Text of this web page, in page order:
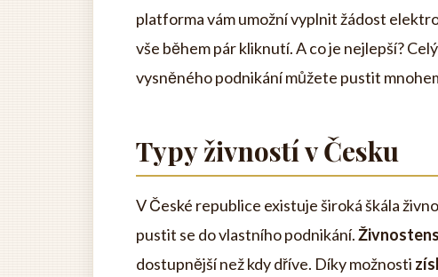
platforma vám umožní vyplnit žádost
vše během pár kliknutí. A co je nejlepší?
vysněného podnikání můžete pustit
Typy živností v Česku
V České republice existuje široká škála
pustit se do vlastního podnikání.
dostupnější než kdy dříve. Díky možnosti